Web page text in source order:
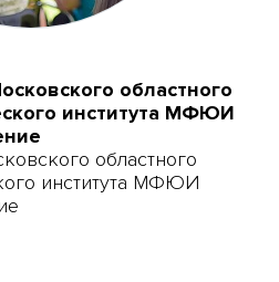
областного
института МФЮИ
областного
института МФЮИ